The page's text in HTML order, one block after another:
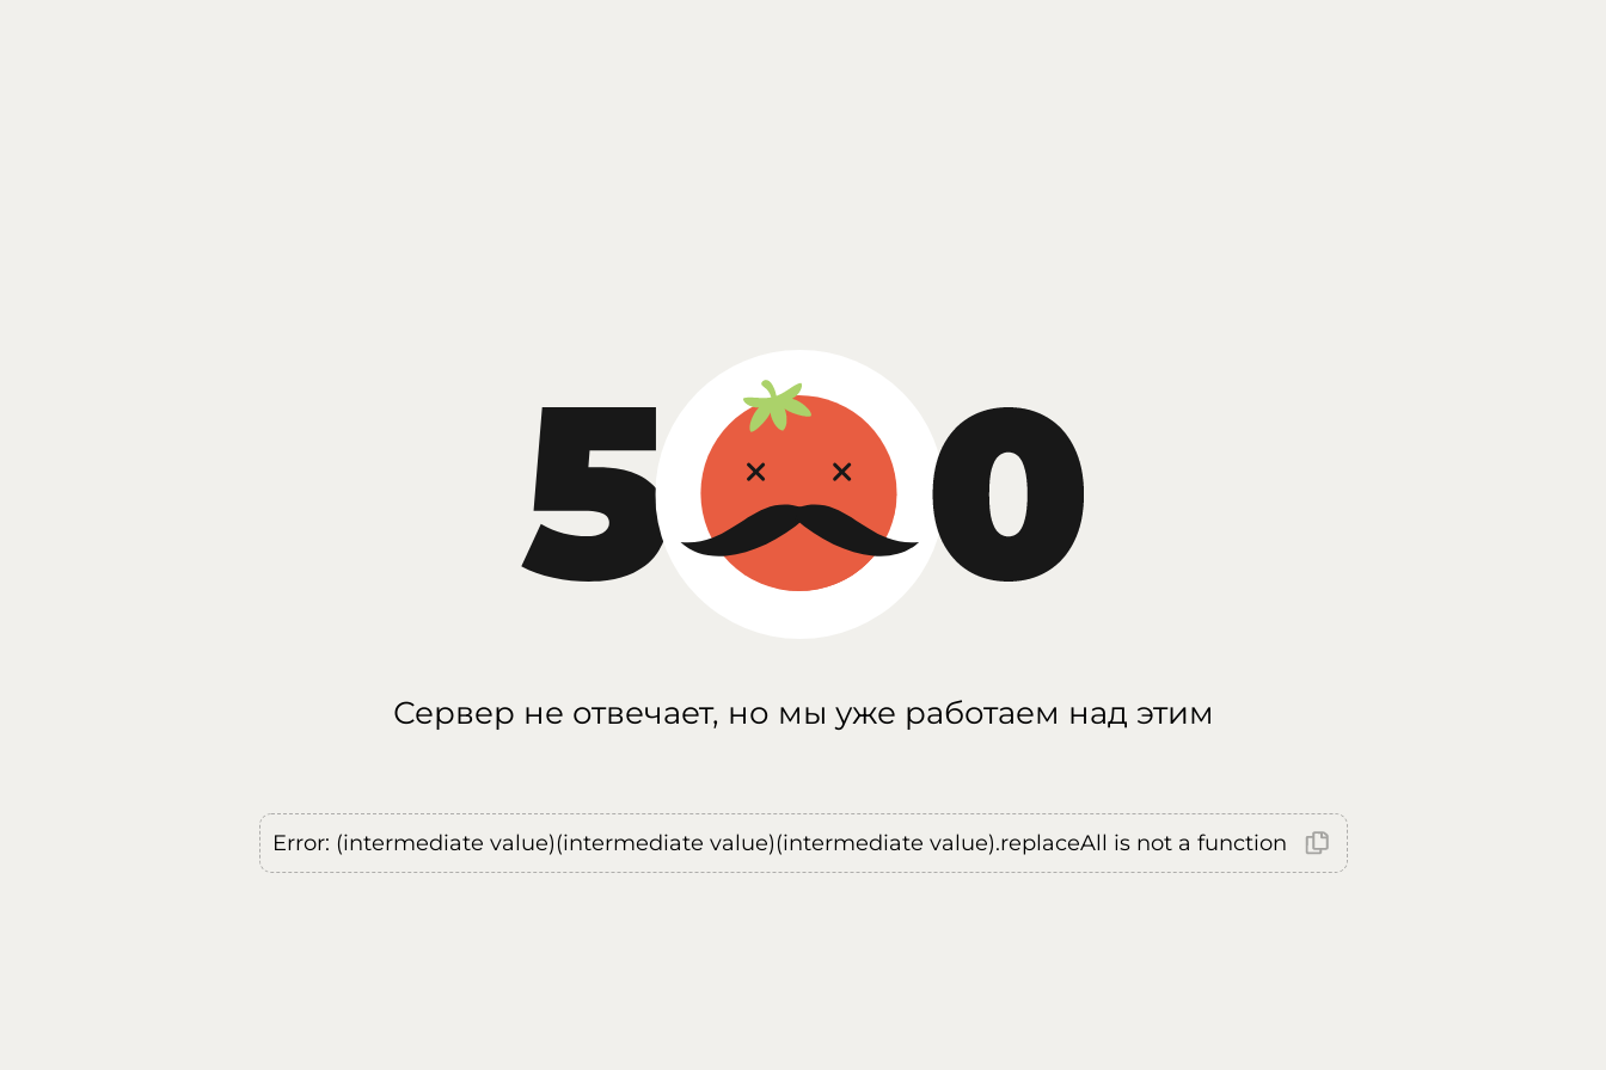
Сервер не отвечает, но мы уже работаем над этим
Error: (intermediate value)(intermediate value)(intermediate value).replaceAll is not a function